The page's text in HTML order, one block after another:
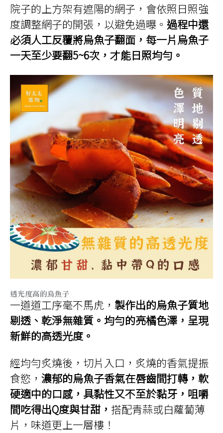
院子的上方架有遮陽的網子，會依照日照強
度調整網子的開張，以避免過曝。 過程中還
必須人工反覆將烏魚子翻面，每一片烏魚子
一天至少要翻5~6次，才能日照均勻。
透光度高的烏魚子
一道道工序毫不馬虎， 製作出的烏魚子質地
剔透、乾淨無雜質。均勻的亮橘色澤，呈現
新鮮的高透光度。
經均勻炙燒後，切片入口，炙燒的香氣提振
食慾， 濃郁的烏魚子香氣在唇齒間打轉，軟
硬適中的口感，具黏性又不至於黏牙，咀嚼
間吃得出Q度與甘甜， 搭配青蒜或白蘿蔔薄
片，味道更上一層樓！